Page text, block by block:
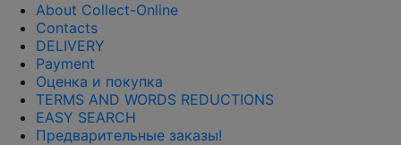
About Collect-Online
Contacts
DELIVERY
Payment
Оценка и покупка
TERMS AND WORDS REDUCTIONS
EASY SEARCH
Предварительные заказы!